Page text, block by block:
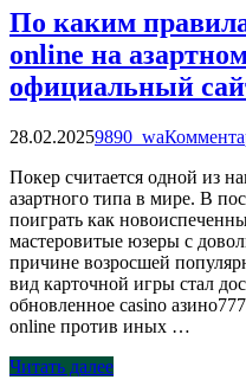
По каким
online на
официальный
28.02.20259890_wa
Покер считается одной из
азартного типа в мире. В
поиграть как
мастеровитые юзеры с
причине возросшей
вид карточной игры стал
обновленное casino
online против иных …
Читать далее